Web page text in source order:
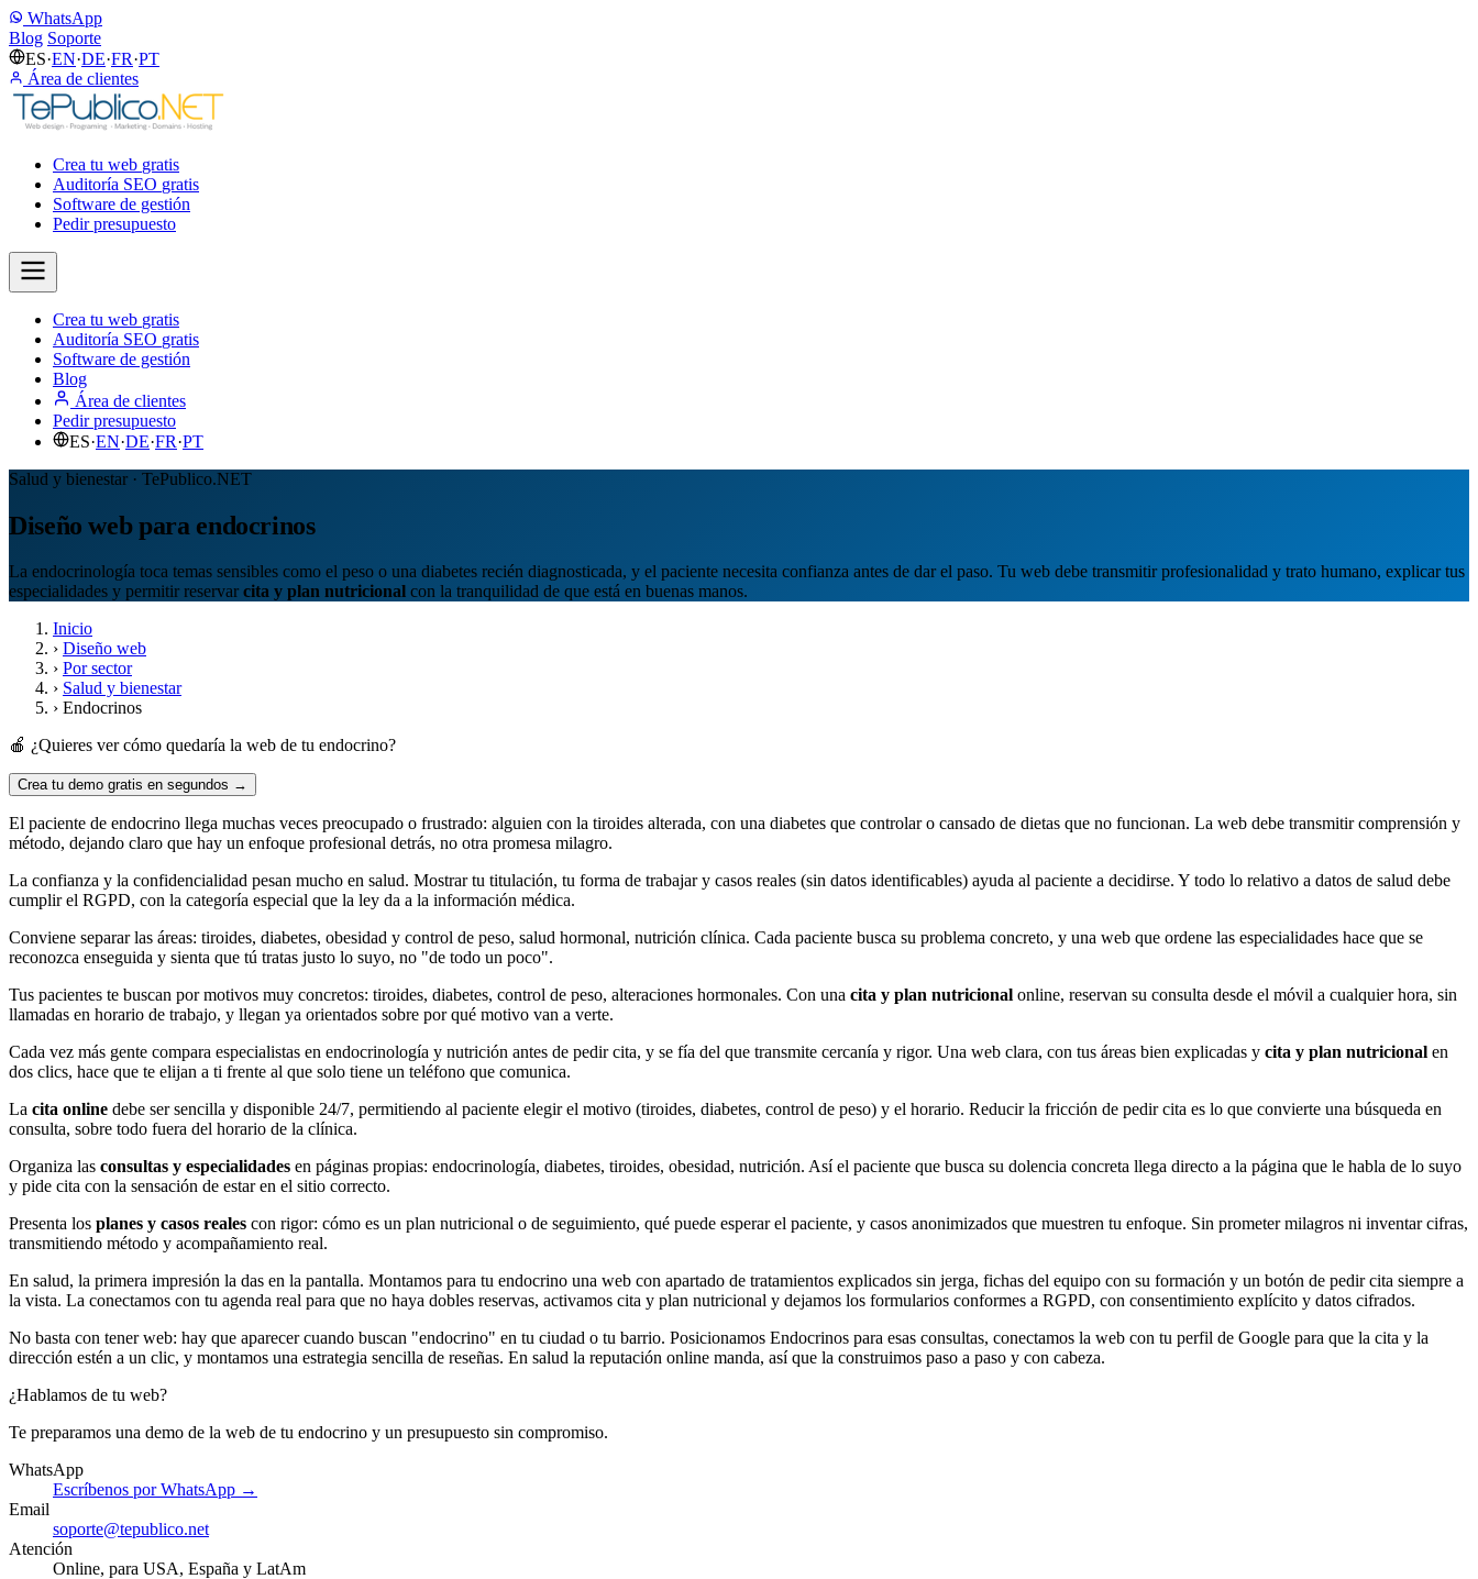
WhatsApp
Blog Soporte
ES·EN·DE·FR·PT
Área de clientes
Crea tu web gratis
Auditoría SEO gratis
Software de gestión
Pedir presupuesto
Crea tu web gratis
Auditoría SEO gratis
Software de gestión
Blog
Área de clientes
Pedir presupuesto
ES·EN·DE·FR·PT
Salud y bienestar · TePublico.NET
Diseño web para endocrinos
La endocrinología toca temas sensibles como el peso o una diabetes recién diagnosticada, y el paciente necesita confianza antes de dar el paso. Tu web debe transmitir profesionalidad y trato humano, explicar tus
especialidades y permitir reservar cita y plan nutricional con la tranquilidad de que está en buenas manos.
Inicio
› Diseño web
› Por sector
› Salud y bienestar
› Endocrinos
🍎 ¿Quieres ver cómo quedaría la web de tu endocrino?
Crea tu demo gratis en segundos →
El paciente de endocrino llega muchas veces preocupado o frustrado: alguien con la tiroides alterada, con una diabetes que controlar o cansado de dietas que no funcionan. La web debe transmitir comprensión y
método, dejando claro que hay un enfoque profesional detrás, no otra promesa milagro.
La confianza y la confidencialidad pesan mucho en salud. Mostrar tu titulación, tu forma de trabajar y casos reales (sin datos identificables) ayuda al paciente a decidirse. Y todo lo relativo a datos de salud debe
cumplir el RGPD, con la categoría especial que la ley da a la información médica.
Conviene separar las áreas: tiroides, diabetes, obesidad y control de peso, salud hormonal, nutrición clínica. Cada paciente busca su problema concreto, y una web que ordene las especialidades hace que se
reconozca enseguida y sienta que tú tratas justo lo suyo, no "de todo un poco".
Tus pacientes te buscan por motivos muy concretos: tiroides, diabetes, control de peso, alteraciones hormonales. Con una cita y plan nutricional online, reservan su consulta desde el móvil a cualquier hora, sin
llamadas en horario de trabajo, y llegan ya orientados sobre por qué motivo van a verte.
Cada vez más gente compara especialistas en endocrinología y nutrición antes de pedir cita, y se fía del que transmite cercanía y rigor. Una web clara, con tus áreas bien explicadas y cita y plan nutricional en
dos clics, hace que te elijan a ti frente al que solo tiene un teléfono que comunica.
La cita online debe ser sencilla y disponible 24/7, permitiendo al paciente elegir el motivo (tiroides, diabetes, control de peso) y el horario. Reducir la fricción de pedir cita es lo que convierte una búsqueda en
consulta, sobre todo fuera del horario de la clínica.
Organiza las consultas y especialidades en páginas propias: endocrinología, diabetes, tiroides, obesidad, nutrición. Así el paciente que busca su dolencia concreta llega directo a la página que le habla de lo suyo
y pide cita con la sensación de estar en el sitio correcto.
Presenta los planes y casos reales con rigor: cómo es un plan nutricional o de seguimiento, qué puede esperar el paciente, y casos anonimizados que muestren tu enfoque. Sin prometer milagros ni inventar cifras,
transmitiendo método y acompañamiento real.
En salud, la primera impresión la das en la pantalla. Montamos para tu endocrino una web con apartado de tratamientos explicados sin jerga, fichas del equipo con su formación y un botón de pedir cita siempre a
la vista. La conectamos con tu agenda real para que no haya dobles reservas, activamos cita y plan nutricional y dejamos los formularios conformes a RGPD, con consentimiento explícito y datos cifrados.
No basta con tener web: hay que aparecer cuando buscan "endocrino" en tu ciudad o tu barrio. Posicionamos Endocrinos para esas consultas, conectamos la web con tu perfil de Google para que la cita y la
dirección estén a un clic, y montamos una estrategia sencilla de reseñas. En salud la reputación online manda, así que la construimos paso a paso y con cabeza.
¿Hablamos de tu web?
Te preparamos una demo de la web de tu endocrino y un presupuesto sin compromiso.
WhatsApp
Escríbenos por WhatsApp →
Email
soporte@tepublico.net
Atención
Online, para USA, España y LatAm